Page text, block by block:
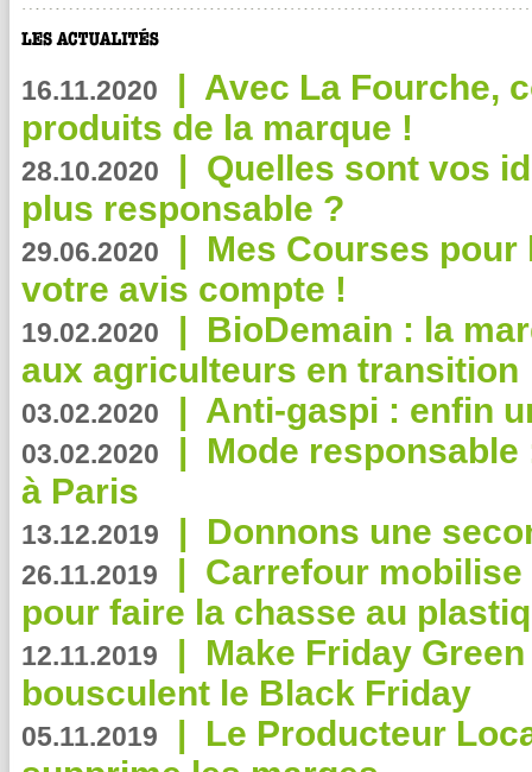
16.11.2020 | Avec La Fourche,
produits de la marque !
28.10.2020 | Quelles sont vos
plus responsable ?
29.06.2020 | Mes Courses pour
votre avis compte !
19.02.2020 | BioDemain : la
aux agriculteurs en transition
03.02.2020 | Anti-gaspi : enfin
03.02.2020 | Mode
à Paris
13.12.2019 | Donnons une
26.11.2019 | Carrefour
pour faire la chasse au
12.11.2019 | Make Friday
bousculent le Black Friday
05.11.2019 | Le Producteur